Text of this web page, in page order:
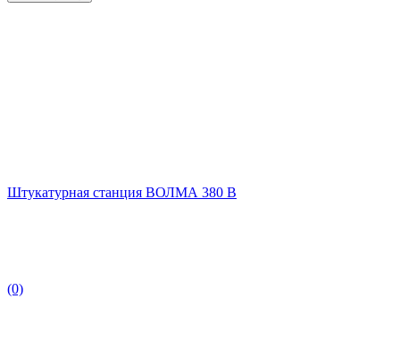
Штукатурная станция ВОЛМА 380 В
(0)